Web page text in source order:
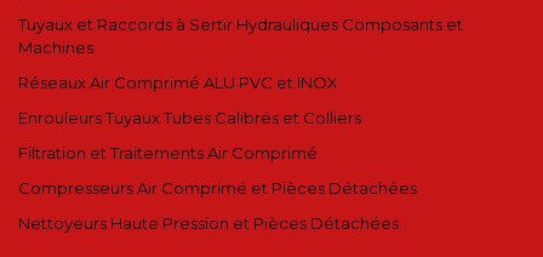
Tuyaux et Raccords à Sertir Hydrauliques Composants et
Machines
Réseaux Air Comprimé ALU PVC et INOX
Enrouleurs Tuyaux Tubes Calibrés et Colliers
Filtration et Traitements Air Comprimé
Compresseurs Air Comprimé et Pièces Détachées
Nettoyeurs Haute Pression et Pièces Détachées